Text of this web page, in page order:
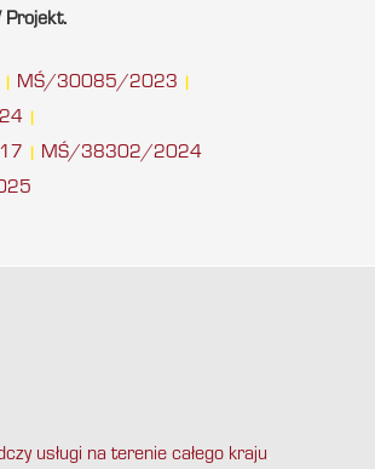
Projekt.
MŚ/30085/2023
MŚ/38302/2024
usługi na terenie całego kraju